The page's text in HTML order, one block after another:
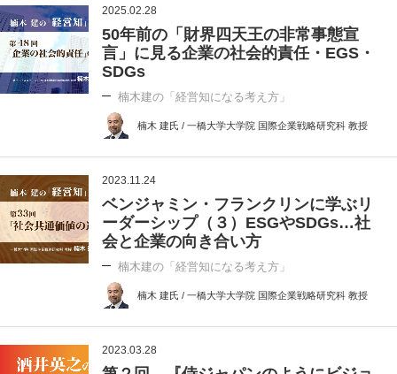
2025.02.28
50年前の「財界四天王の非常事態宣
言」に見る企業の社会的責任・EGS・
SDGs
楠木建の「経営知になる考え方」
楠木 建氏 / 一橋大学大学院 国際企業戦略研究科 教授
2023.11.24
ベンジャミン・フランクリンに学ぶリ
ーダーシップ（３）ESGやSDGs…社
会と企業の向き合い方
楠木建の「経営知になる考え方」
楠木 建氏 / 一橋大学大学院 国際企業戦略研究科 教授
2023.03.28